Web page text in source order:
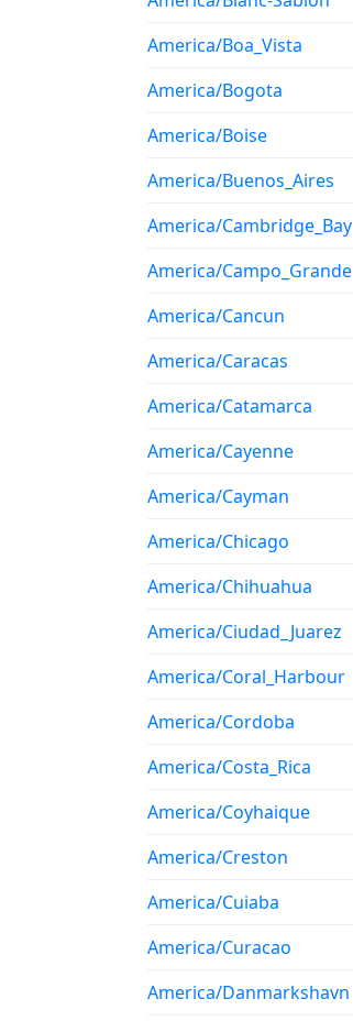
America/Boa_Vista
America/Bogota
America/Boise
America/Buenos_Aires
America/Cambridge_Bay
America/Campo_Grande
America/Cancun
America/Caracas
America/Catamarca
America/Cayenne
America/Cayman
America/Chicago
America/Chihuahua
America/Ciudad_Juarez
America/Coral_Harbour
America/Cordoba
America/Costa_Rica
America/Coyhaique
America/Creston
America/Cuiaba
America/Curacao
America/Danmarkshavn